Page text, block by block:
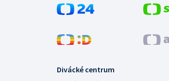
Divácké centrum